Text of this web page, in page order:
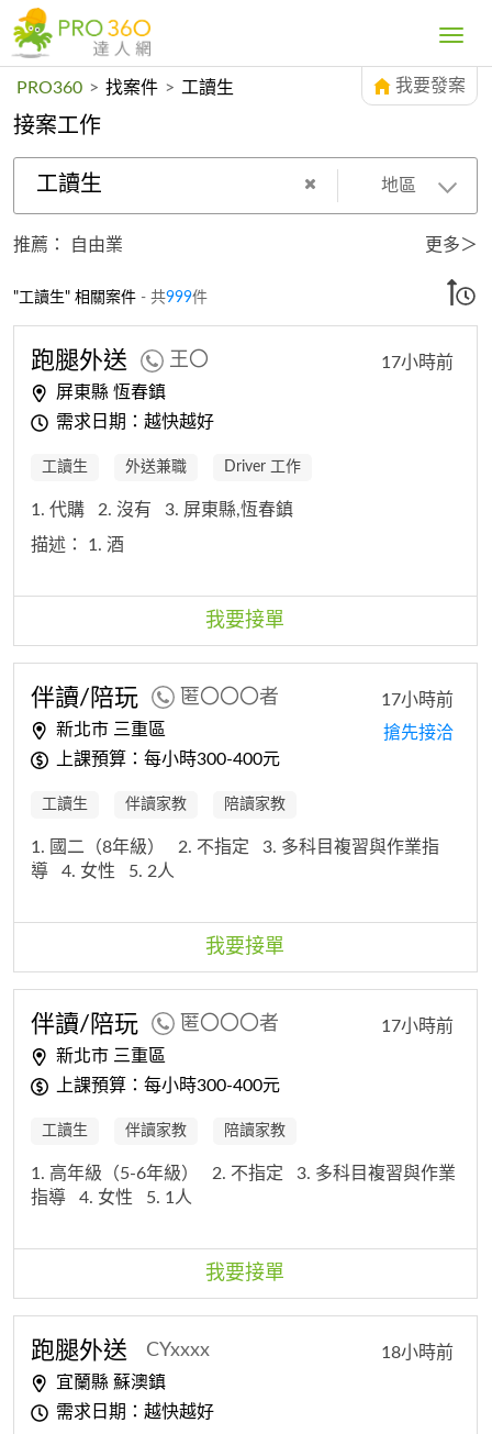
Toggle
PRO360 > 找案件 > 工讀生 我要發案
接案工作
工讀生 地區
推薦： 自由業 更多＞
"工讀生" 相關案件 - 共999件
跑腿外送 王〇
屏東縣 恆春鎮
需求日期：越快越好
17小時前
工讀生 外送兼職 Driver 工作
1. 代購 2. 沒有
3. 屏東縣,恆春鎮
描述： 1. 酒
我要接單
伴讀/陪玩 匿〇〇〇者
新北市 三重區
上課預算：每小時300-400元
17小時前
搶先接洽
工讀生 伴讀家教 陪讀家教
1. 國二（8年級） 2. 不指定
3. 多科目複習與作業指
導
4. 女性 5. 2人
我要接單
伴讀/陪玩 匿〇〇〇者
新北市 三重區
上課預算：每小時300-400元
17小時前
工讀生 伴讀家教 陪讀家教
1. 高年級（5-6年級） 2. 不指定
3. 多科目複習與作業
指導
4. 女性 5. 1人
我要接單
跑腿外送 CYxxxx
宜蘭縣 蘇澳鎮
需求日期：越快越好
18小時前